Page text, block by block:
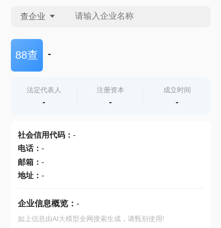
查企业
查企业
查产地
88查 -
法定代表人
-
注册资本
-
成立时间
-
社会信用代码： -
电话： -
邮箱： -
地址： -
企业信息概览： -
如上信息由AI大模型全网搜索生成，请甄别使用!